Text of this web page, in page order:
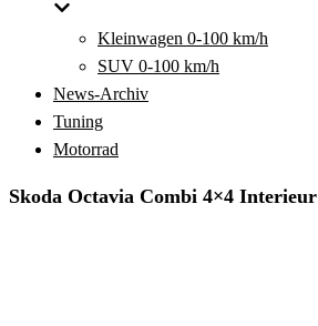
Kleinwagen 0-100 km/h
SUV 0-100 km/h
News-Archiv
Tuning
Motorrad
Skoda Octavia Combi 4×4 Interieur